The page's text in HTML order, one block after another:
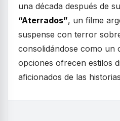
una década después de
“Aterrados”, un filme
suspense con terror
consolidándose como un
opciones ofrecen estilos
aficionados de las